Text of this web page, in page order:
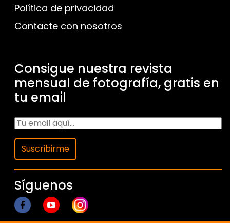
Política de privacidad
Contacte con nosotros
Consigue nuestra revista
mensual de fotografía, gratis en
tu email
Suscribirme
Síguenos